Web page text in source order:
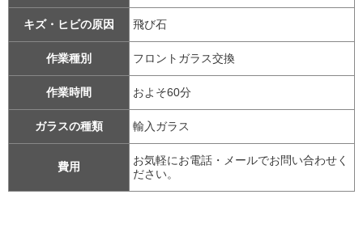
キズ・ヒビの原因 飛び石
作業種別 フロントガラス交換
作業時間 およそ60分
ガラスの種類 輸入ガラス
費用
お気軽にお電話・メールでお問い合わせく
ださい。